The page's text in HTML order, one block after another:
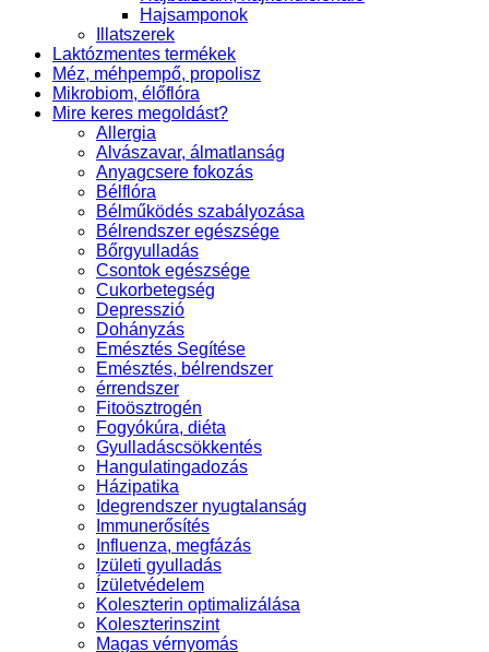
Hajsamponok
Illatszerek
Laktózmentes termékek
Méz, méhpempő, propolisz
Mikrobiom, élőflóra
Mire keres megoldást?
Allergia
Alvászavar, álmatlanság
Anyagcsere fokozás
Bélflóra
Bélműködés szabályozása
Bélrendszer egészsége
Bőrgyulladás
Csontok egészsége
Cukorbetegség
Depresszió
Dohányzás
Emésztés Segítése
Emésztés, bélrendszer
érrendszer
Fitoösztrogén
Fogyókúra, diéta
Gyulladáscsökkentés
Hangulatingadozás
Házipatika
Idegrendszer nyugtalanság
Immunerősítés
Influenza, megfázás
Izületi gyulladás
Ízületvédelem
Koleszterin optimalizálása
Koleszterinszint
Magas vérnyomás